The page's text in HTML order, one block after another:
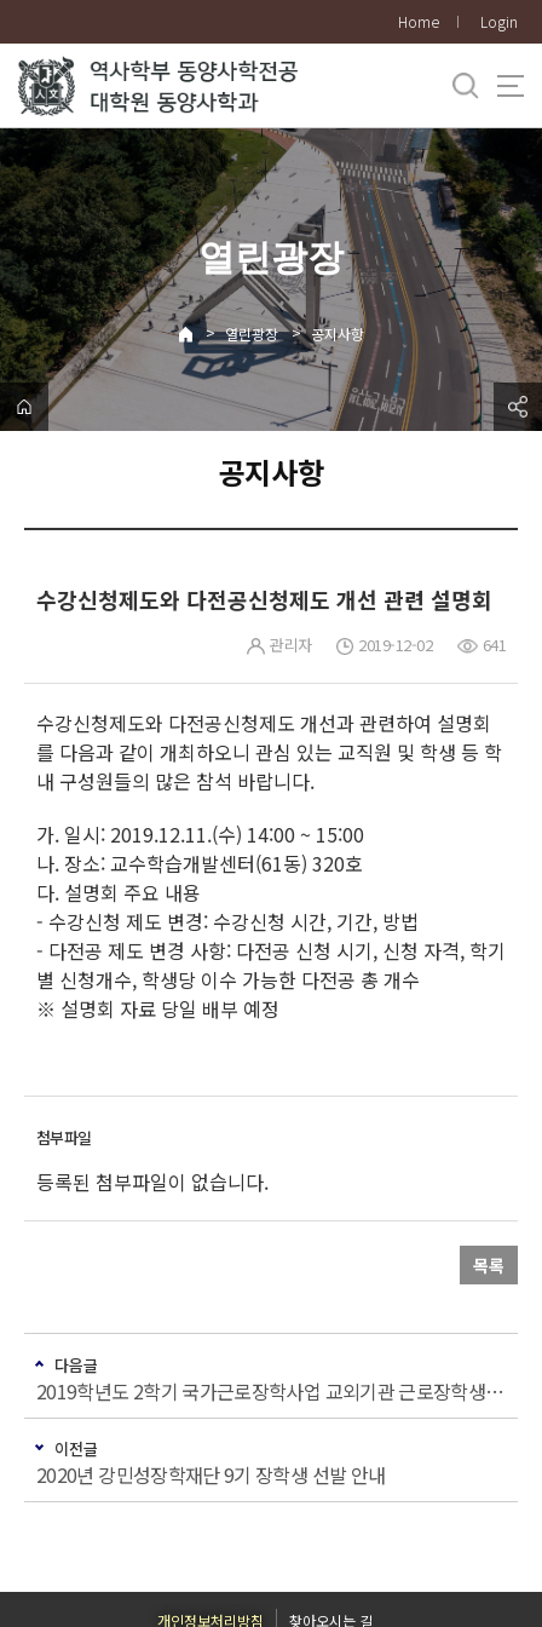
로
메
뉴
Home Login
열린광장
> 열린광장 > 공지사항
공지사항
수강신청제도와 다전공신청제도 개선 관련 설명회
관리자 2019-12-02 641
수강신청제도와 다전공신청제도 개선과 관련하여 설명회
를 다음과 같이 개최하오니 관심 있는 교직원 및 학생 등 학
내 구성원들의 많은 참석 바랍니다.
가. 일시: 2019.12.11.(수) 14:00 ~ 15:00
나. 장소: 교수학습개발센터(61동) 320호
다. 설명회 주요 내용
- 수강신청 제도 변경: 수강신청 시간, 기간, 방법
- 다전공 제도 변경 사항: 다전공 신청 시기, 신청 자격, 학기
별 신청개수, 학생당 이수 가능한 다전공 총 개수
※ 설명회 자료 당일 배부 예정
등록된 첨부파일이 없습니다.
목록
다음글
2019학년도 2학기 국가근로장학사업 교외기관 근로장학생 선발 안내
이전글
2020년 강민성장학재단 9기 장학생 선발 안내
개인정보처리방침 찾아오시는 길